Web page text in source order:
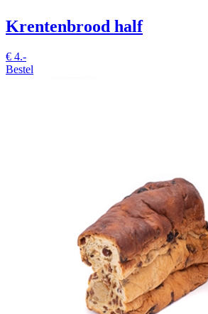
Krentenbrood half
€ 4.-
Bestel